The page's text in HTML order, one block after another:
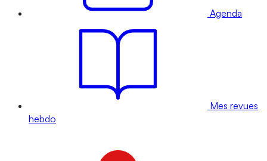
Agenda
Mes revues
hebdo